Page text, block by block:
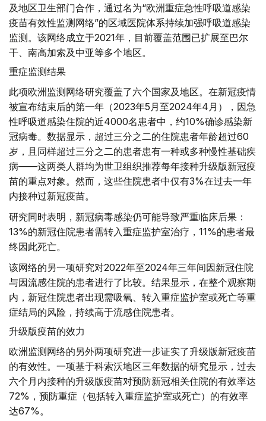
及地区卫生部门合作，通过名为“欧洲重症急性呼吸道感染
疫苗有效性监测网络”的区域医院体系持续加强呼吸道感染
监测。该网络成立于2021年，目前覆盖范围已扩展至巴尔
干、南高加索及中亚等多个地区。
重症监测结果
此项欧洲监测网络研究覆盖了六个国家及地区。在新冠疫情
被宣布结束后的第一年（2023年5月至2024年4月），因急
性呼吸道感染住院的近4000名患者中，约10%确诊感染新
冠病毒。数据显示，超过三分之二的住院患者年龄超过60
岁，且同样超过三分之二的患者患有一种或多种慢性基础疾
病——这两类人群均为世卫组织推荐每年接种升级版新冠疫
苗的重点对象。然而，这些住院患者中仅有3%在过去一年
内接种过新冠疫苗。
研究同时表明，新冠病毒感染仍可能导致严重临床后果：
13%的新冠住院患者需转入重症监护室治疗，11%的患者最
终因此死亡。
该网络的另一项研究对2022年至2024年三年间因新冠住院
与因流感住院的患者进行了比较。结果显示，在整个观察期
内，新冠住院患者出现需吸氧、转入重症监护室或死亡等重
症结局的风险，持续高于流感住院患者。
升级版疫苗的效力
欧洲监测网络的另外两项研究进一步证实了升级版新冠疫苗
的有效性。一项基于科索沃地区三年数据的研究显示，过去
六个月内接种的升级版疫苗对预防新冠相关住院的有效率达
72%，预防重症（包括转入重症监护室或死亡）的有效率
达67%。